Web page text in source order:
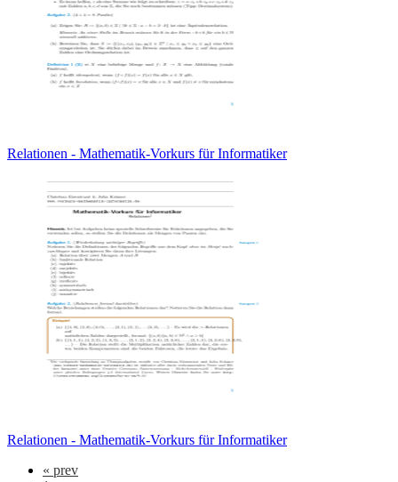
Relationen - Mathematik-Vorkurs für Informatiker
Relationen - Mathematik-Vorkurs für Informatiker
« prev